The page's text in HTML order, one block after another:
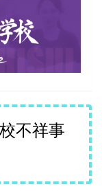
不祥事